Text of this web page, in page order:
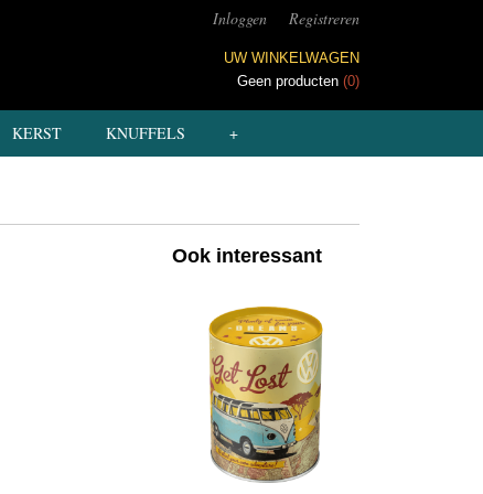
Inloggen Registreren
UW WINKELWAGEN
Geen producten (0)
KERST KNUFFELS +
Ook interessant